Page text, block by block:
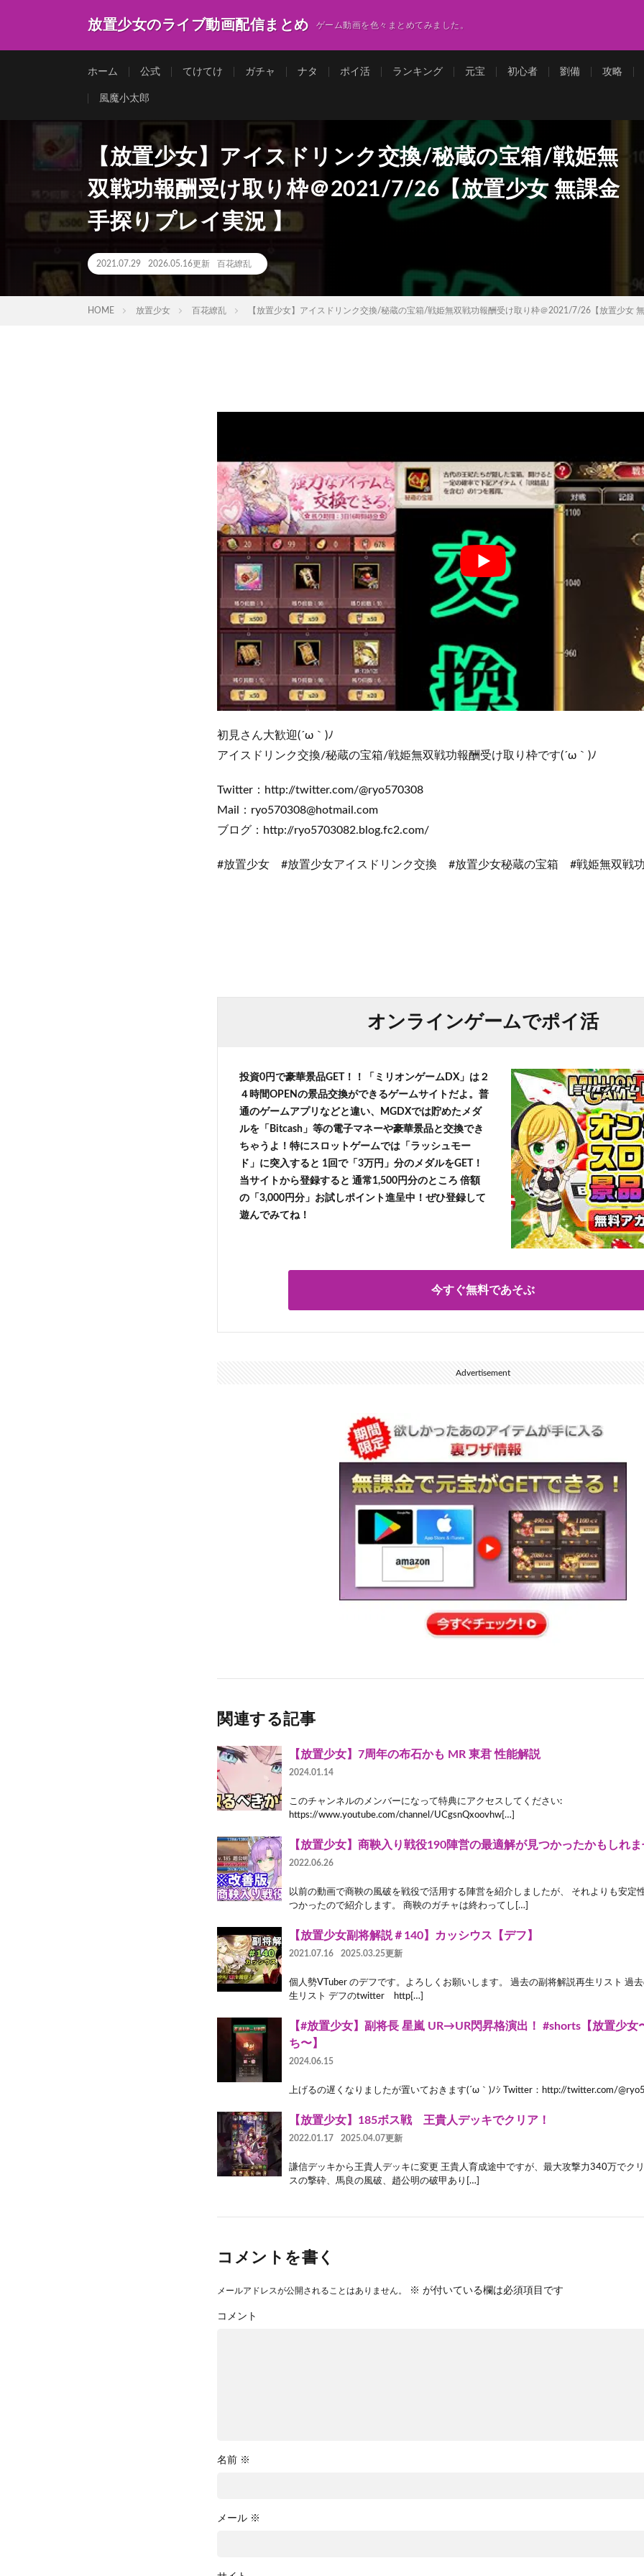
放置少女のライブ動画配信まとめ ゲーム動画を色々まとめてみました。
ホーム 公式 てけてけ ガチャ ナタ ポイ活 ランキング 元宝 初心者 劉備 攻略
風魔小太郎
【放置少女】アイスドリンク交換/秘蔵の宝箱/戦姫無
双戦功報酬受け取り枠＠2021/7/26【放置少女 無課金
手探りプレイ実況 】
2021.07.29 2026.05.16更新 百花繚乱
HOME 放置少女 百花繚乱 【放置少女】アイスドリンク交換/秘蔵の宝箱/戦姫無双戦功報酬受け取り枠＠2021/7/26【放置少女
初見さん大歓迎(´ω｀)ﾉ
アイスドリンク交換/秘蔵の宝箱/戦姫無双戦功報酬受け取り枠です(´ω｀)ﾉ
Twitter：http://twitter.com/@ryo570308
Mail：ryo570308@hotmail.com
ブログ：http://ryo5703082.blog.fc2.com/
#放置少女 #放置少女アイスドリンク交換 #放置少女秘蔵の宝箱 #戦姫無双戦
オンラインゲームでポイ活
投資0円で豪華景品GET！！「ミリオンゲームDX」は２
４時間OPENの景品交換ができるゲームサイトだよ。普
通のゲームアプリなどと違い、MGDXでは貯めたメダ
ルを「Bitcash」等の電子マネーや豪華景品と交換でき
ちゃうよ！特にスロットゲームでは「ラッシュモー
ド」に突入すると 1回で「3万円」分のメダルをGET！
当サイトから登録すると 通常1,500円分のところ 倍額
の「3,000円分」お試しポイント進呈中！ぜひ登録して
遊んでみてね！
今すぐ無料であそぶ
Advertisement
関連する記事
【放置少女】7周年の布石かも MR 東君 性能解説
2024.01.14
このチャンネルのメンバーになって特典にアクセスしてください:
https://www.youtube.com/channel/UCgsnQxoovhw[…]
【放置少女】商鞅入り戦役190陣営の最適解が見つかったかもしれ
2022.06.26
以前の動画で商鞅の風破を戦役で活用する陣営を紹介しましたが、 それよりも安定
つかったので紹介します。 商鞅のガチャは終わってし[…]
【放置少女副将解説＃140】カッシウス【デフ】
2021.07.16 2025.03.25更新
個人勢VTuber のデフです。よろしくお願いします。 過去の副将解説再生リスト 過
生リスト デフのtwitter http[…]
【#放置少女】副将長 星嵐 UR→UR閃昇格演出！ #shorts【放置少女
ち〜】
2024.06.15
上げるの遅くなりましたが置いておきます(´ω｀)ﾉｼ Twitter：http://twitter.com/
【放置少女】185ボス戦 王貴人デッキでクリア！
2022.01.17 2025.04.07更新
謙信デッキから王貴人デッキに変更 王貴人育成途中ですが、最大攻撃力340万でク
スの撃砕、馬良の風破、趙公明の破甲あり[…]
コメントを書く
メールアドレスが公開されることはありません。 ※ が付いている欄は必須項目です
コメント
名前 ※
メール ※